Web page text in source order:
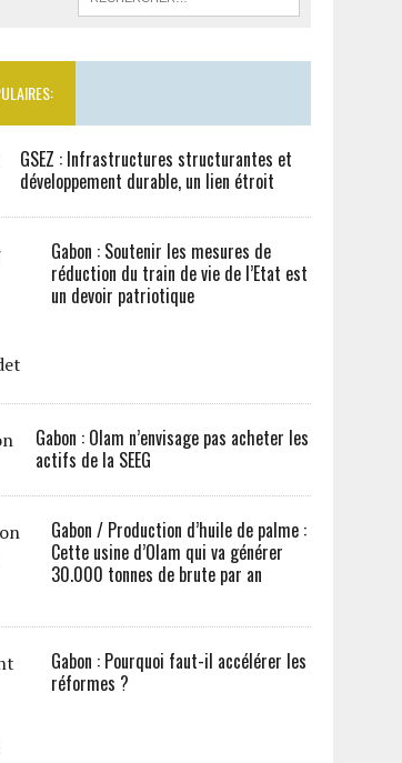
GSEZ : Infrastructures structurantes et
développement durable, un lien étroit
Gabon : Soutenir les mesures de
réduction du train de vie de l’Etat est
un devoir patriotique
Gabon : Olam n’envisage pas acheter les
actifs de la SEEG
Gabon / Production d’huile de palme :
Cette usine d’Olam qui va générer
30.000 tonnes de brute par an
Gabon : Pourquoi faut-il accélérer les
réformes ?